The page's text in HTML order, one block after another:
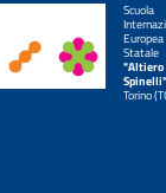
Scuola
Europea
Statale
"Altiero
Torino